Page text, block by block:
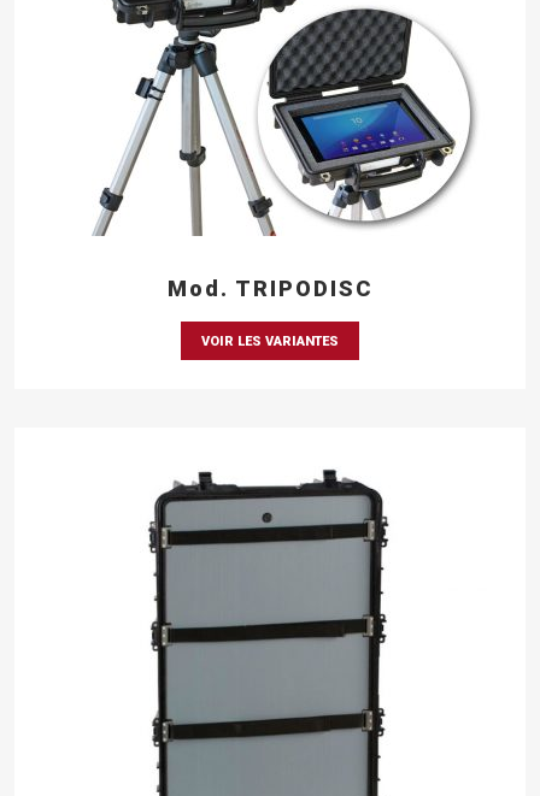
Mod. TRIPODISC
VOIR LES VARIANTES